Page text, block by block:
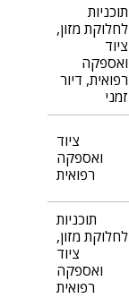
תוכניות
לחלוקת מזון,
ציוד
ואספקה
רפואית, דיור
זמני
ציוד
ואספקה
רפואית
תוכניות
לחלוקת מזון,
ציוד
ואספקה
רפואית